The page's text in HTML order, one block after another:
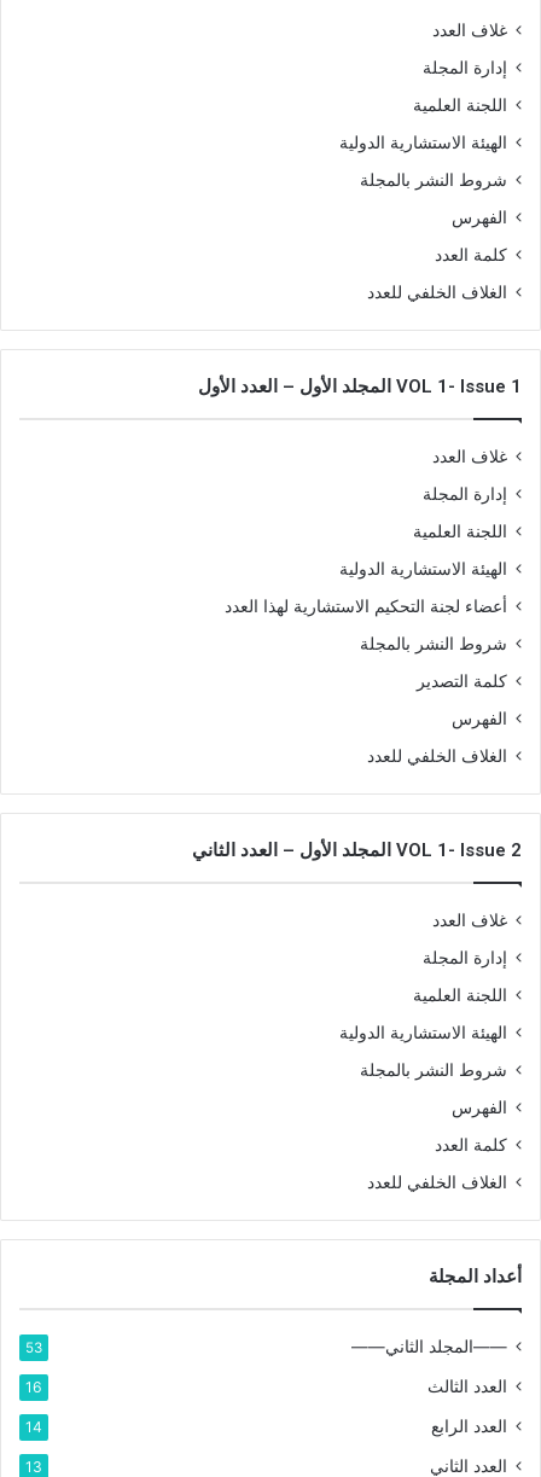
غلاف العدد
إدارة المجلة
اللجنة العلمية
الهيئة الاستشارية الدولية
شروط النشر بالمجلة
الفهرس
كلمة العدد
الغلاف الخلفي للعدد
VOL 1- Issue 1 المجلد الأول – العدد الأول
غلاف العدد
إدارة المجلة
اللجنة العلمية
الهيئة الاستشارية الدولية
أعضاء لجنة التحكيم الاستشارية لهذا العدد
شروط النشر بالمجلة
كلمة التصدير
الفهرس
الغلاف الخلفي للعدد
VOL 1- Issue 2 المجلد الأول – العدد الثاني
غلاف العدد
إدارة المجلة
اللجنة العلمية
الهيئة الاستشارية الدولية
شروط النشر بالمجلة
الفهرس
كلمة العدد
الغلاف الخلفي للعدد
أعداد المجلة
——المجلد الثاني—— 53
العدد الثالث 16
العدد الرابع 14
العدد الثاني 13